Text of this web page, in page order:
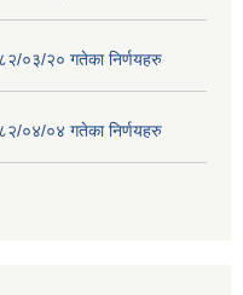
०३/२० गतेका निर्णयहरु
०४/०४ गतेका निर्णयहरु